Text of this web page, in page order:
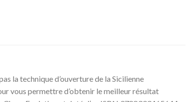
la technique d’ouverture de la Sicilienne
vous permettre d’obtenir le meilleur résultat